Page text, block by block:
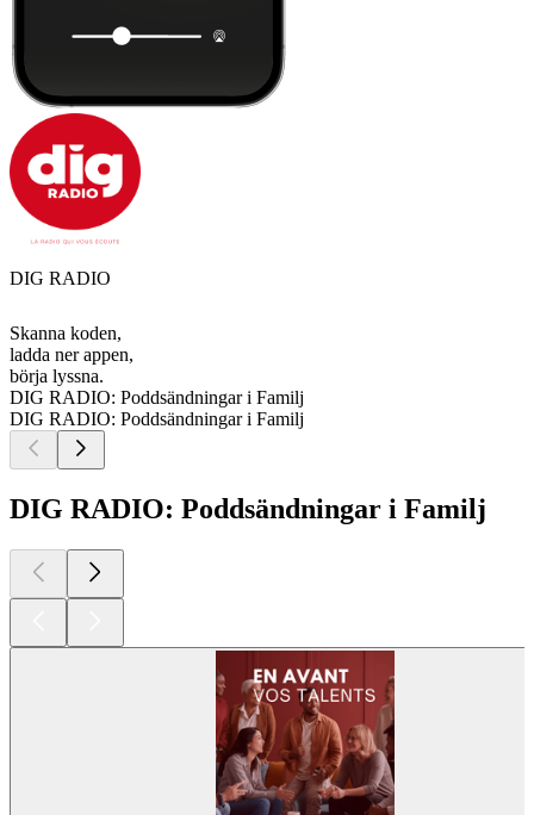
DIG RADIO
Skanna koden,
ladda ner appen,
börja lyssna.
DIG RADIO: Poddsändningar i Familj
DIG RADIO: Poddsändningar i Familj
DIG RADIO: Poddsändningar i Familj